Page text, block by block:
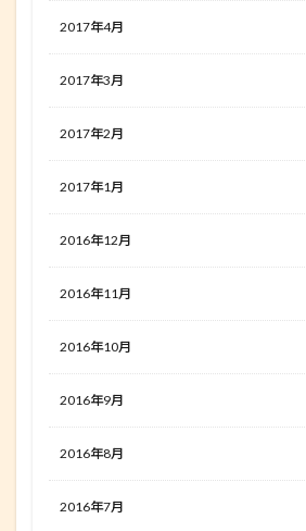
2017年4月
2017年3月
2017年2月
2017年1月
2016年12月
2016年11月
2016年10月
2016年9月
2016年8月
2016年7月